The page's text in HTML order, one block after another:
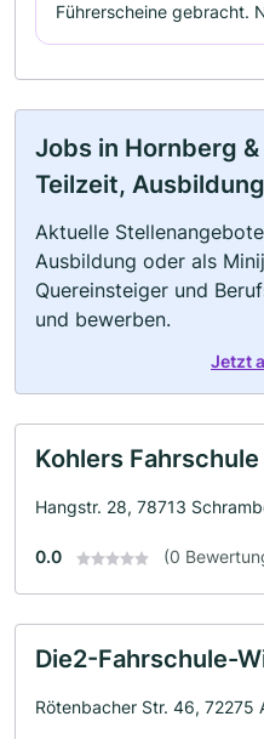
Führerscheine gebracht.
Jobs in Hornberg
Teilzeit,
Aktuelle
Ausbildung oder als
Quereinsteiger und
und bewerben.
Jetzt
Kohlers Fahrschule
Hangstr. 28, 78713
0.0 (0
Die2-Fahrschule-
Rötenbacher Str. 46, 72275